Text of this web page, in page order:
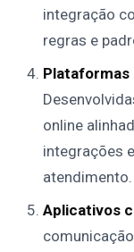
integração
regras e
online
integrações
atendimento.
Aplicativos